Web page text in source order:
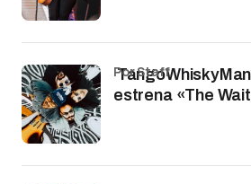
TangoWhiskyMan
estrena «The
por Staff